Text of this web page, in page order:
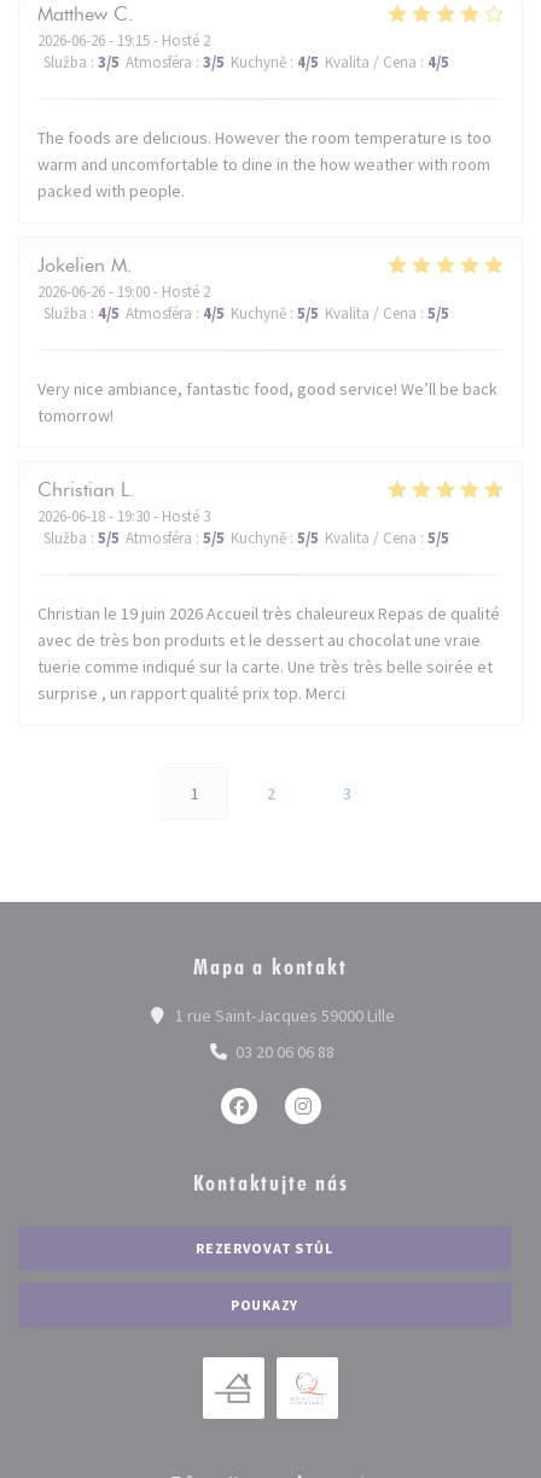
Matthew C
2026-06-26- 19:15 - Hosté 2
Služba : 3/5 Atmosféra : 3/5 Kuchyně : 4/5 Kvalita / Cena : 4/5
The foods are delicious. However the room temperature is too
warm and uncomfortable to dine in the how weather with room
packed with people.
Jokelien M
2026-06-26- 19:00 - Hosté 2
Služba : 4/5 Atmosféra : 4/5 Kuchyně : 5/5 Kvalita / Cena : 5/5
Very nice ambiance, fantastic food, good service! We’ll be back
tomorrow!
Christian L
2026-06-18- 19:30 - Hosté 3
Služba : 5/5 Atmosféra : 5/5 Kuchyně : 5/5 Kvalita / Cena : 5/5
Christian le 19 juin 2026 Accueil très chaleureux Repas de qualité
avec de très bon produits et le dessert au chocolat une vraie
tuerie comme indiqué sur la carte. Une très très belle soirée et
surprise , un rapport qualité prix top. Merci
1 2 3
Mapa a kontakt
1 rue Saint-Jacques 59000 Lille((otevře se v
03 20 06 06 88
Facebook ((otevře se v novém okně))
Instagram ((otevře se v
Kontaktujte nás
REZERVOVAT STŮL
POUKAZY